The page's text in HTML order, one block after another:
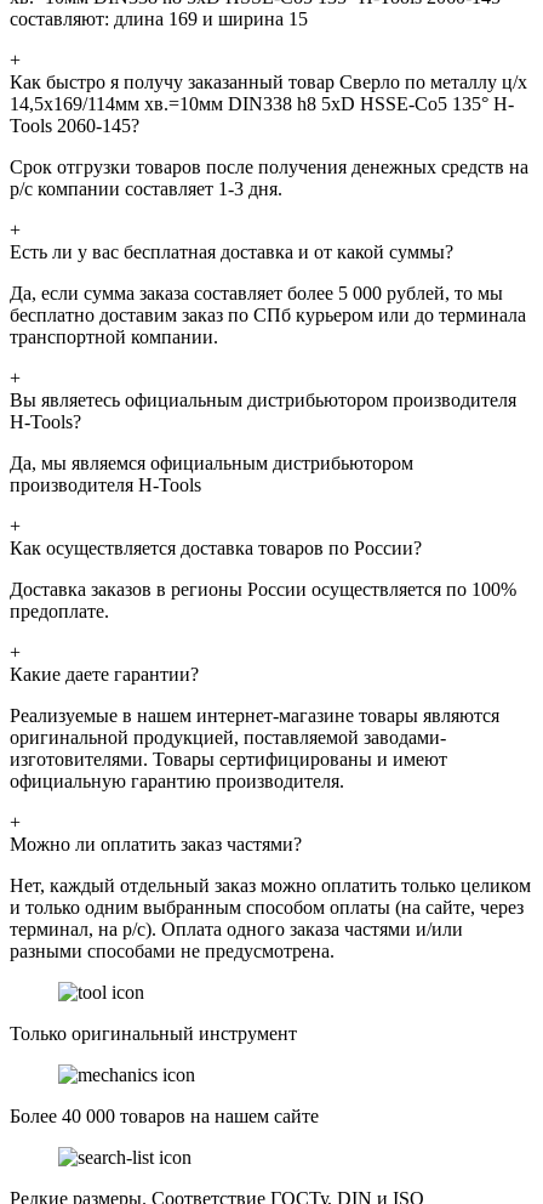
составляют: длина 169 и ширина 15
+
Как быстро я получу заказанный товар Сверло по металлу ц/х
14,5x169/114мм хв.=10мм DIN338 h8 5xD HSSE-Co5 135° H-
Tools 2060-145?
Срок отгрузки товаров после получения денежных средств на
р/с компании составляет 1-3 дня.
+
Есть ли у вас бесплатная доставка и от какой суммы?
Да, если сумма заказа составляет более 5 000 рублей, то мы
бесплатно доставим заказ по СПб курьером или до терминала
транспортной компании.
+
Вы являетесь официальным дистрибьютором производителя
H-Tools?
Да, мы являемся официальным дистрибьютором
производителя H-Tools
+
Как осуществляется доставка товаров по России?
Доставка заказов в регионы России осуществляется по 100%
предоплате.
+
Какие даете гарантии?
Реализуемые в нашем интернет-магазине товары являются
оригинальной продукцией, поставляемой заводами-
изготовителями. Товары сертифицированы и имеют
официальную гарантию производителя.
+
Можно ли оплатить заказ частями?
Нет, каждый отдельный заказ можно оплатить только целиком
и только одним выбранным способом оплаты (на сайте, через
терминал, на р/с). Оплата одного заказа частями и/или
разными способами не предусмотрена.
Только оригинальный инструмент
Более 40 000 товаров на нашем сайте
Редкие размеры. Соответствие ГОСТу, DIN и ISO